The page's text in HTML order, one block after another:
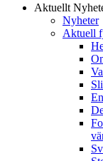
Aktuellt
Nyheter
Aktuell